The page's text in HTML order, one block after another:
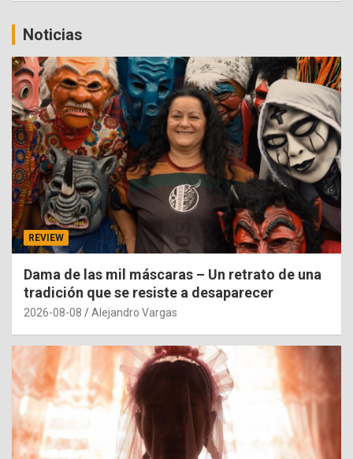
Noticias
REVIEW
Dama de las mil máscaras – Un retrato de una
tradición que se resiste a desaparecer
2026-08-08 Alejandro Vargas